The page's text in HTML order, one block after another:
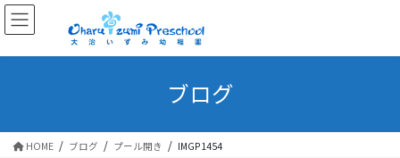
ブログ
HOME ブログ プール開き IMGP1454